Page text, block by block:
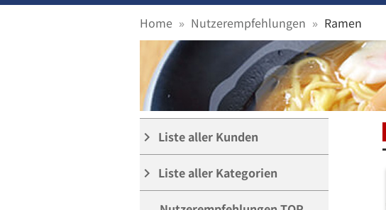
Home Nutzerempfehlungen Ramen
keyboard_arrow_right Liste aller Kunden
keyboard_arrow_right Liste aller Kategorien